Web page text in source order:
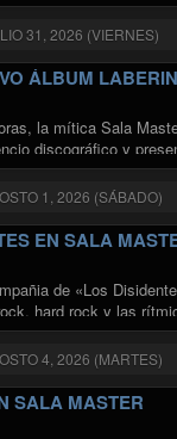
31, 2026 (VIERNES)
ÁLBUM
la mítica Sala
discográfico y
1, 2026 (SÁBADO)
EN SALA
de «Los
hard rock y las
DISIDENTES EN
4, 2026 (MARTES)
SALA MASTER